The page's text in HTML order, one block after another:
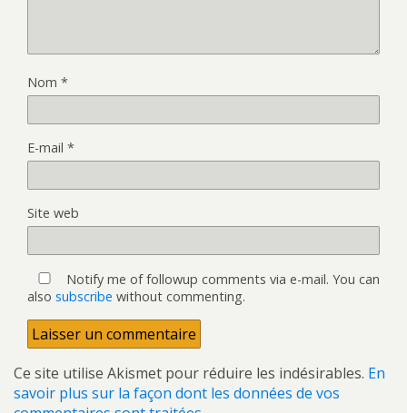
Nom *
E-mail *
Site web
Notify me of followup comments via e-mail. You can
also subscribe without commenting.
Ce site utilise Akismet pour réduire les indésirables. En
savoir plus sur la façon dont les données de vos